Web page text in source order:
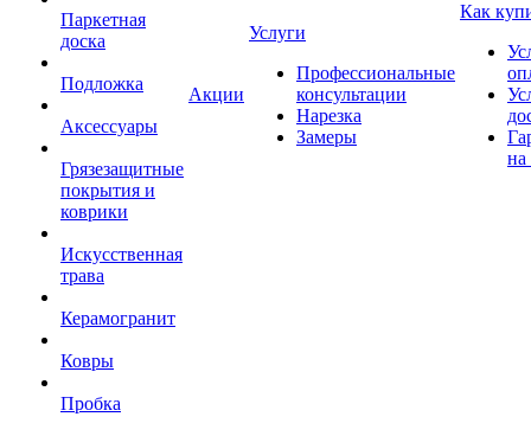
Паркетная
доска
Подложка
Аксессуары
Грязезащитные
покрытия и
коврики
Искусственная
трава
Керамогранит
Ковры
Пробка
Акции
Услуги
Профессиональные
консультации
Нарезка
Замеры
Как
на